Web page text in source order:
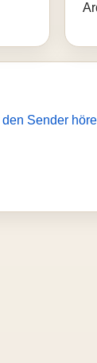
den Sender